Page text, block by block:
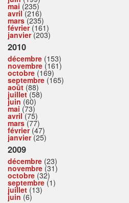
mai (235)
avril(216)
mars(235)
février(161)
janvier(203)
2010
décembre (153)
novembre (161)
octobre (169)
septembre (165)
août (88)
juillet(58)
juin (60)
mai (73)
avril(75)
mars(77)
février(47)
janvier(25)
2009
décembre (23)
novembre (31)
octobre (32)
septembre (1)
juillet (13)
juin (6)